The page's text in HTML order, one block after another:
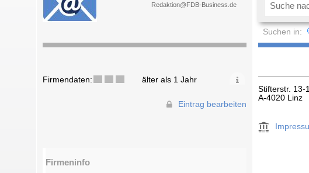
Redaktion@FDB-Business.de
Suchen in:
Firmendaten: älter als 1 Jahr
Eintrag bearbeiten
Firmeninfo
Stifterstr. 13-
A-4020 Linz